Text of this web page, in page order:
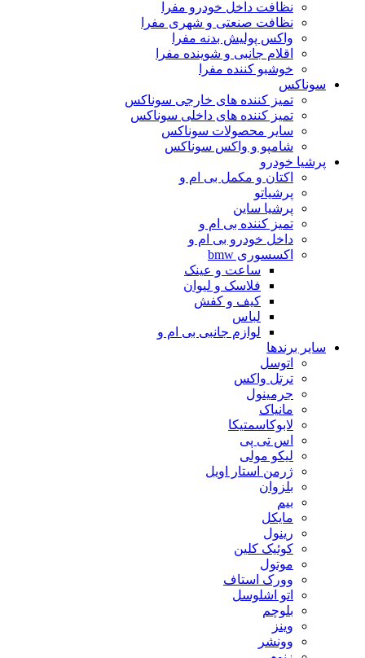
نظافت داخل خودرو مفرا
نظافت صنعتی و شهری مفرا
واکس پولیش بدنه مفرا
اقلام جانبی و شوینده مفرا
خوشبو کننده مفرا
سوناکس
تمیز کننده های خارجی سوناکس
تمیز کننده های داخلی سوناکس
سایر محصولات سوناکس
شامپو و واکس سوناکس
پرشیا خودرو
اکتان و مکمل بی ام و
پرشیاتو
پرشیا ساین
تمیز کننده بی ام و
داخل خودرو بی ام و
اکسسوری bmw
ساعت و عینک
فلاسک و لیوان
کیف و کفش
لباس
لوازم جانبی بی ام و
سایر برندها
اتوسل
ترتل واکس
جرمینول
مانیاک
لابوکاسمتیکا
اس تی پی
لیکو مولی
ژرمن استار اویل
بلزوان
بیم
مایکل
رینول
کوئیک کلین
موتول
وورک استاف
اتو اشلوسل
بلوچم
وینز
وونشر